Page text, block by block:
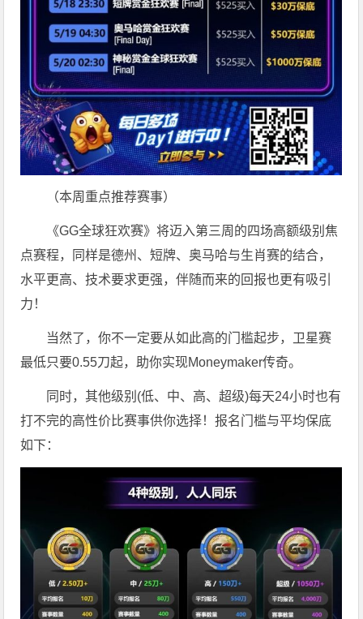
（本周重点推荐赛事）
《GG全球狂欢赛》将迈入第三周的四场高额级别焦
点赛程，同样是德州、短牌、奥马哈与生肖赛的结合，
水平更高、技术要求更强，伴随而来的回报也更有吸引
力！
当然了，你不一定要从如此高的门槛起步，卫星赛
最低只要0.55刀起，助你实现Moneymaker传奇。
同时，其他级别(低、中、高、超级)每天24小时也有
打不完的高性价比赛事供你选择！报名门槛与平均保底
如下：